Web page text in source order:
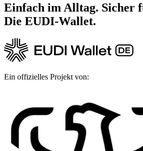
Einfach im Alltag. Sicher
Die EUDI‑Wallet.
Ein offizielles Projekt von: